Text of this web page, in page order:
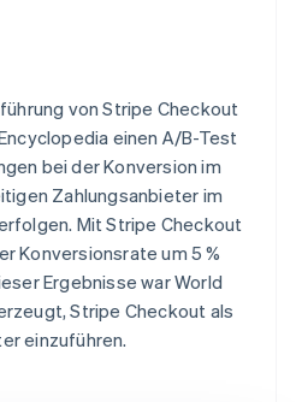
von Stripe Checkout
einen A/B-Test
bei der Konversion im
Zahlungsanbieter im
Mit Stripe Checkout
Konversionsrate um 5 %
Ergebnisse war World
Stripe Checkout als
einzuführen.